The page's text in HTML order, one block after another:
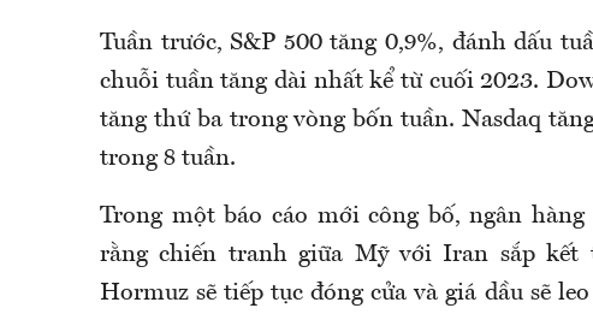
Tuần trước, S&P 500 tăng 0,9%, đánh dấu
chuỗi tuần tăng dài nhất kể từ cuối 2023.
tăng thứ ba trong vòng bốn tuần. Nasdaq
trong 8 tuần.
Trong một báo cáo mới công bố, ngân
rằng chiến tranh giữa Mỹ với Iran sắp kết
Hormuz sẽ tiếp tục đóng cửa và giá dầu sẽ